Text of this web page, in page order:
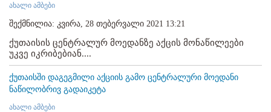
ახალი ამბები
შექმნილია: კვირა, 28 თებერვალი 2021 13:21
ქუთაისის ცენტრალურ მოედანზე აქცის მონაწილეები
უკვე იკრიბებიან....
ქუთაისში დაგეგმილი აქციის გამო ცენტრალური მოედანი
ნაწილობრივ გადაიკეტა
ახალი ამბები